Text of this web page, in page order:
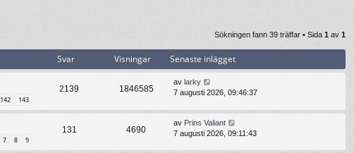
m
Sökningen fann 39 träffar • Sida1 av 1
Svar Visningar Senaste inlägget
142 143
2139 1846585
av larky
7 augusti 2026, 09:46:37
7 8 9
131 4690
av Prins Valiant
7 augusti 2026, 09:11:43